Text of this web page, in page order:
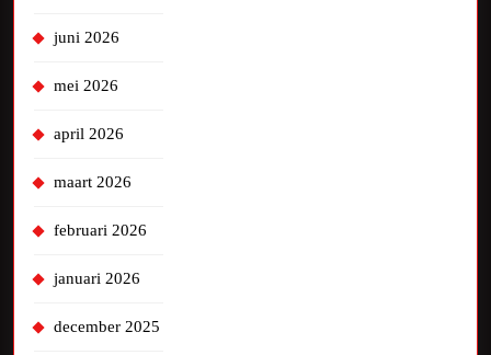
juni 2026
mei 2026
april 2026
maart 2026
februari 2026
januari 2026
december 2025